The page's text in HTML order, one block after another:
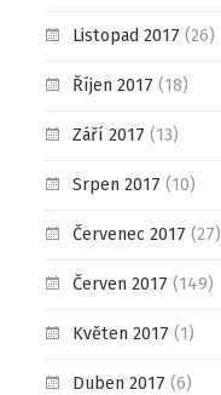
Listopad 2017 (26)
Říjen 2017 (18)
Září 2017 (13)
Srpen 2017 (10)
Červenec 2017 (27)
Červen 2017 (149)
Květen 2017 (1)
Duben 2017 (6)